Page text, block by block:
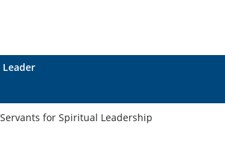
Leader
for Spiritual Leadership